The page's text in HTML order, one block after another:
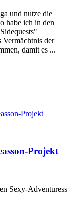
und nutze die
habe ich in den
Vermächtnis der
damit es ...
Projekt
Projekt
Sexy-Adventuress